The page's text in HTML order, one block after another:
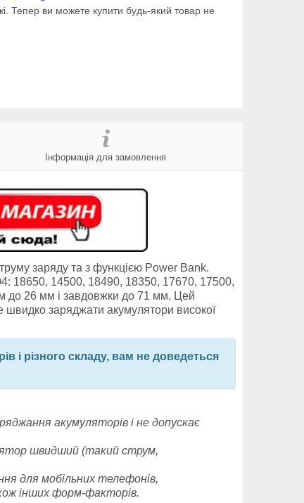
Тепер ви можете купити будь-який товар не
Інформація для замовлення
заряду та з функцією Power Bank.
18650, 14500, 18490, 18350, 17670, 17500,
до 26 мм і завдовжки до 71 мм. Цей
швидко заряджати акумулятори високої
і різного складу, вам не доведеться
акумуляторів і не допускає
швидший (такий струм,
для мобільних телефонів,
інших форм-факторів.